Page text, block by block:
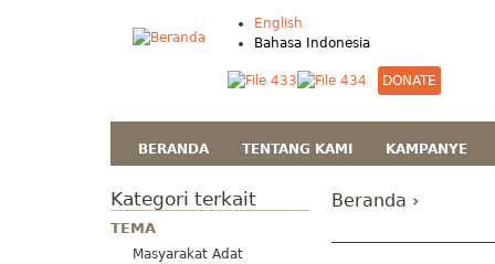
English
Bahasa Indonesia
DONATE
BERANDA TENTANG KAMI KAMPANYE
Kategori terkait
TEMA
Masyarakat Adat
Beranda ›